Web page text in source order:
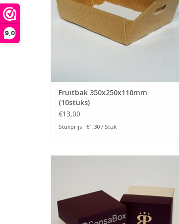
9,0
Fruitbak 350x250x110mm
(10stuks)
€13,00
Stukprijs : €1,30 / Stuk